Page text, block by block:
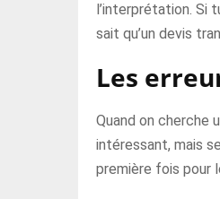
l’interprétation. Si
sait qu’un devis
Les
Quand on cherche
intéressant, mais
première fois pour